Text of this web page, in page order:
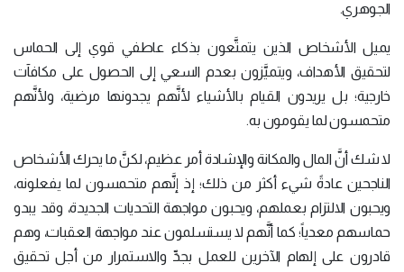
الجوهري.
يميل الأشخاص الذين يتمتَّعون بذكاء عاطفي قوي إلى الحماس
لتحقيق الأهداف، ويتميَّزون بعدم السعي إلى الحصول على مكافآت
خارجية؛ بل يريدون القيام بالأشياء لأنَّهم يجدونها مرضية، ولأنَّهم
متحمسون لما يقومون به.
لا شك أنَّ المال والمكانة والإشادة أمر عظيم، لكنَّ ما يحرك الأشخاص
الناجحين عادةً شيء أكثر من ذلك؛ إذ إنَّهم متحمسون لما يفعلونه،
ويحبون الالتزام بعملهم، ويحبون مواجهة التحديات الجديدة، وقد يبدو
حماسهم معدياً؛ كما أنَّهم لا يستسلمون عند مواجهة العقبات، وهم
قادرون على إلهام الآخرين للعمل بجدِّ والاستمرار من أجل تحقيق